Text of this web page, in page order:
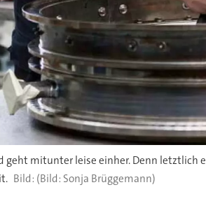
geht mitunter leise einher. Denn
(Bild: Sonja Brüggemann)